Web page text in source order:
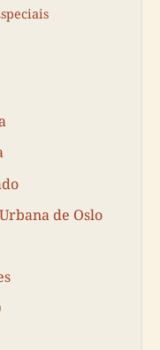
de Oslo